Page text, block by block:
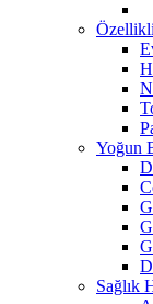
Yoğun
Sağlık